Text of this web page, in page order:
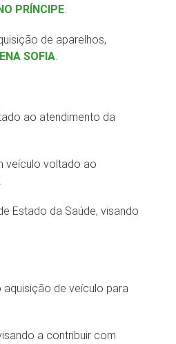
PRÍNCIPE.
de aparelhos,
SOFIA.
ao atendimento da
veículo voltado ao
Estado da Saúde, visando
aquisição de veículo para
a contribuir com